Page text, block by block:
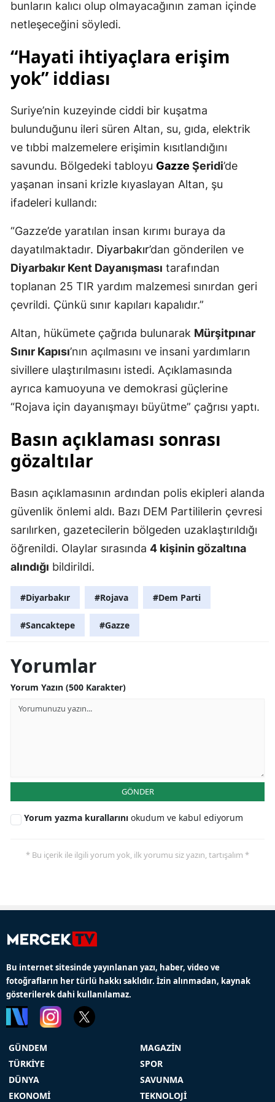
bunların kalıcı olup olmayacağının zaman içinde
netleşeceğini söyledi.
“Hayati ihtiyaçlara erişim
yok” iddiası
Suriye’nin kuzeyinde ciddi bir kuşatma
bulunduğunu ileri süren Altan, su, gıda, elektrik
ve tıbbi malzemelere erişimin kısıtlandığını
savundu. Bölgedeki tabloyu Gazze Şeridi’de
yaşanan insani krizle kıyaslayan Altan, şu
ifadeleri kullandı:
“Gazze’de yaratılan insan kırımı buraya da
dayatılmaktadır. Diyarbakır’dan gönderilen ve
Diyarbakır Kent Dayanışması tarafından
toplanan 25 TIR yardım malzemesi sınırdan geri
çevrildi. Çünkü sınır kapıları kapalıdır.”
Altan, hükümete çağrıda bulunarak Mürşitpınar
Sınır Kapısı’nın açılmasını ve insani yardımların
sivillere ulaştırılmasını istedi. Açıklamasında
ayrıca kamuoyuna ve demokrasi güçlerine
“Rojava için dayanışmayı büyütme” çağrısı yaptı.
Basın açıklaması sonrası
gözaltılar
Basın açıklamasının ardından polis ekipleri alanda
güvenlik önlemi aldı. Bazı DEM Partililerin çevresi
sarılırken, gazetecilerin bölgeden uzaklaştırıldığı
öğrenildi. Olaylar sırasında 4 kişinin gözaltına
alındığı bildirildi.
#Diyarbakır #Rojava #Dem Parti
#Sancaktepe #Gazze
Yorumlar
Yorum Yazın (500 Karakter)
GÖNDER
Yorum yazma kurallarını okudum ve kabul ediyorum
* Bu içerik ile ilgili yorum yok, ilk yorumu siz yazın, tartışalım *
Bu internet sitesinde yayınlanan yazı, haber, video ve
fotoğrafların her türlü hakkı saklıdır. İzin alınmadan, kaynak
gösterilerek dahi kullanılamaz.
GÜNDEM
TÜRKİYE
DÜNYA
EKONOMİ
MAGAZİN
SPOR
SAVUNMA
TEKNOLOJİ